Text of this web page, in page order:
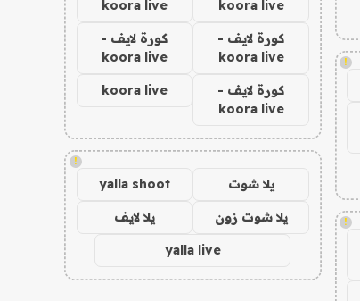
!
!
koora live
koora live
كورة لايف -
koora live
كورة لايف -
koora live
كورة لايف -
koora live
koora live
!
يلا شوت yalla shoot
يلا شوت زون يلا لايف
yalla live